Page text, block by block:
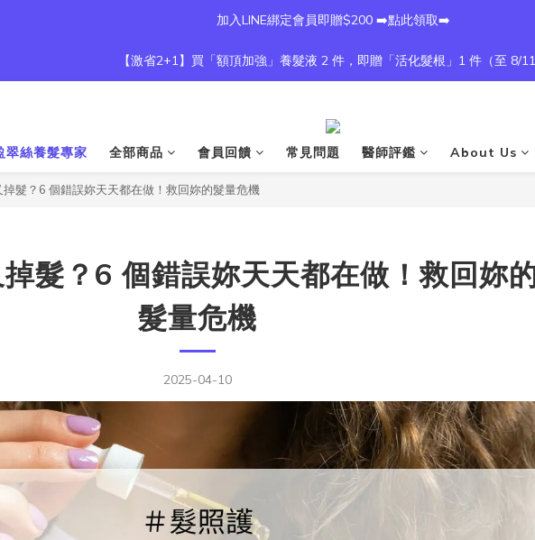
加入LINE綁定會員即贈$200 ➡️點此領取➡️
【激省2+1】買「額頂加強」養髮液 2 件，即贈「活化髮根」1 件（至 8/
絲養髮專家 全部商品 會員回饋 常見問題 醫師評鑑 About Us
掉髮？6 個錯誤妳天天都在做！救回妳的髮量危機
髮？6 個錯誤妳天天都在做！救回妳
髮量危機
2025-04-10